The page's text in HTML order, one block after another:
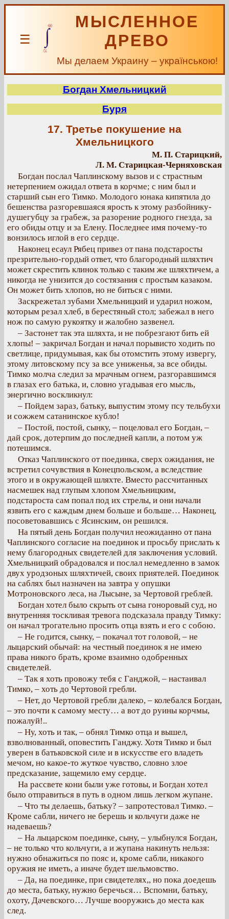
☰
МЫСЛЕННОЕ
ДРЕВО
Мы делаем Украину – українською!
Богдан Хмельницкий
Буря
17. Третье покушение на
Хмельницкого
М. П. Старицкий,
Л. М. Старицкая-Черняховская
Богдан послал Чаплинскому вызов и с страстным
нетерпением ожидал ответа в корчме; с ним был и
старший сын его Тимко. Молодого юнака кипятила до
бешенства разгоревшаяся ярость к этому разбойнику-
душегубцу за грабеж, за разорение родного гнезда, за
его обиды отцу и за Елену. Последнее имя почему-то
вонзилось иглой в его сердце.
Наконец есаул Рябец привез от пана подстаросты
презрительно-гордый ответ, что благородный шляхтич
может скрестить клинок только с таким же шляхтичем, а
никогда не унизится до состязания с простым казаком.
Он может бить хлопов, но не биться с ними.
Заскрежетал зубами Хмельницкий и ударил ножом,
которым резал хлеб, в берестяный стол; забежал в него
нож по самую рукоятку и жалобно зазвенел.
– Застонет так эта шляхта, и не побрезгают бить ей
хлопы! – закричал Богдан и начал порывисто ходить по
светлице, придумывая, как бы отомстить этому извергу,
этому литовскому псу за все униженья, за все обиды.
Тимко молча следил за мрачным огнем, разгоравшимся
в глазах его батька, и, словно угадывая его мысль,
энергично воскликнул:
– Пойдем зараз, батьку, выпустим этому псу тельбухи
и сожжем сатанинское кубло!
– Постой, постой, сынку, – поцеловал его Богдан, –
дай срок, дотерпим до последней капли, а потом уж
потешимся.
Отказ Чаплинского от поединка, сверх ожидания, не
встретил сочувствия в Конецпольском, а вследствие
этого и в окружающей шляхте. Вместо рассчитанных
насмешек над глупым хлопом Хмельницким,
подстароста сам попал под их стрелы, и они начали
язвить его с каждым днем больше и больше… Наконец,
посоветовавшись с Ясинским, он решился.
На пятый день Богдан получил неожиданно от пана
Чаплинского согласие на поединок и просьбу прислать к
нему благородных свидетелей для заключения условий.
Хмельницкий обрадовался и послал немедленно в замок
двух уродзоных шляхтичей, своих приятелей. Поединок
на саблях был назначен на завтра у опушки
Мотроновского леса, на Лысыне, за Чертовой греблей.
Богдан хотел было скрыть от сына гоноровый суд, но
внутренняя тоскливая тревога подсказала правду Тимку:
он начал трогательно просить отца взять и его с собою.
– Не годится, сынку, – покачал тот головой, – не
лыцарский обычай: на честный поединок я не имею
права никого брать, кроме взаимно одобренных
свидетелей.
– Так я хоть провожу тебя с Ганджой, – настаивал
Тимко, – хоть до Чертовой гребли.
– Нет, до Чертовой гребли далеко, – колебался Богдан,
– это почти к самому месту… а вот до руины корчмы,
пожалуй!..
– Ну, хоть и так, – обнял Тимко отца и вышел,
взволнованный, оповестить Ганджу. Хотя Тимко и был
уверен в батьковской силе и в искусстве его владеть
мечом, но какое-то жуткое чувство, словно злое
предсказание, защемило ему сердце.
На рассвете кони были уже готовы, и Богдан хотел
было отправиться в путь в одном лишь легком жупане.
– Что ты делаешь, батьку? – запротестовал Тимко. –
Кроме сабли, ничего не берешь и кольчуги даже не
надеваешь?
– На лыцарском поединке, сыну, – улыбнулся Богдан,
– не только что кольчуги, а и жупана накинуть нельзя:
нужно обнажиться по пояс и, кроме сабли, никакого
оружия не иметь, а иначе будет шельмовство.
– Да, на поединке, при свидетелях,, но пока доедешь
до места, батьку, нужно беречься… Вспомни, батьку,
охоту, Дачевского… Лучше вооружись до места как
след.